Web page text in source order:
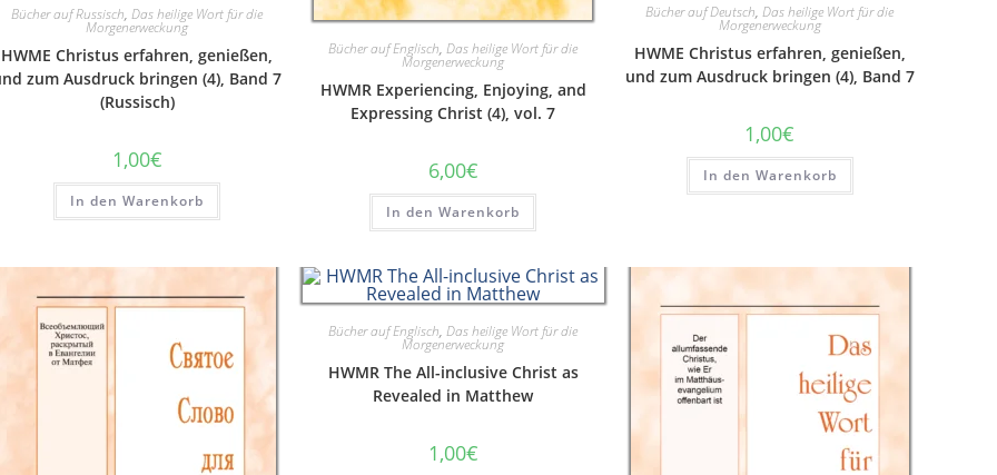
Bücher auf Russisch,Das heilige Wort für die
Morgenerweckung
HWME Christus erfahren, genießen,
zum Ausdruck bringen (4), Band 7
(Russisch)
1,00€
In den Warenkorb
Bücher auf Englisch,Das heilige Wort für die
Morgenerweckung
HWMR Experiencing, Enjoying, and
Expressing Christ (4), vol. 7
6,00€
In den Warenkorb
Bücher auf Deutsch,Das heilige Wort für die
Morgenerweckung
HWME Christus erfahren, genießen,
und zum Ausdruck bringen (4), Band 7
1,00€
In den Warenkorb
Bücher auf Englisch,Das heilige Wort für die
Morgenerweckung
HWMR The All-inclusive Christ as
Revealed in Matthew
1,00€